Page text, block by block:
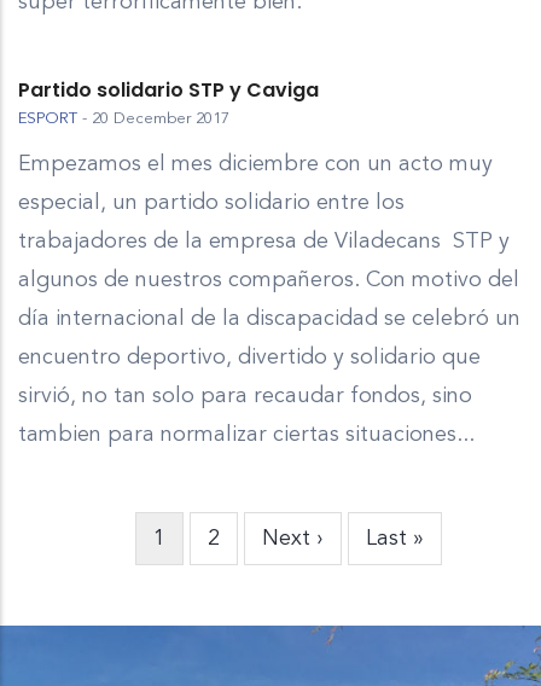
Partido solidario STP y Caviga
ESPORT - 20 December 2017
Empezamos el mes diciembre con un acto muy
especial, un partido solidario entre los
trabajadores de la empresa de Viladecans STP y
algunos de nuestros compañeros. Con motivo del
día internacional de la discapacidad se celebró un
encuentro deportivo, divertido y solidario que
sirvió, no tan solo para recaudar fondos, sino
tambien para normalizar ciertas situaciones...
Pàgina
1 Pàgina
2
Pàgina
Next ›
Última
Last »